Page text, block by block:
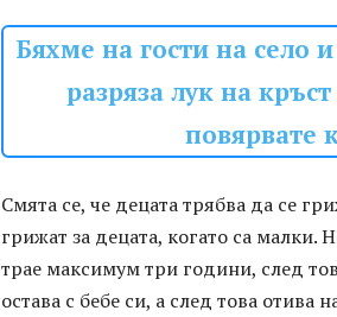
Бяхме на гости на село
разряза лук на
повярвате
Смята се, че децата трябва да се
грижат за децата, когато са малки.
трае максимум три години, след
остава с бебе си, а след това